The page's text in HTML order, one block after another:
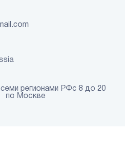
регионами РФс 8 до 20
по Москве